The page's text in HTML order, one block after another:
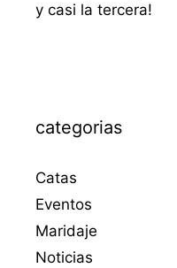
y casi la tercera!
categorias
Catas
Eventos
Maridaje
Noticias